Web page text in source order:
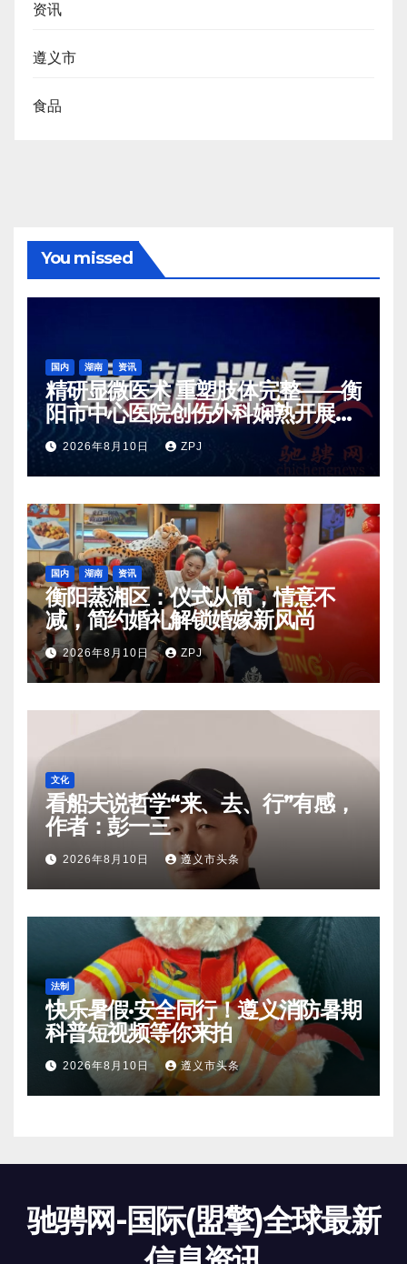
资讯
遵义市
食品
You missed
国内 湖南 资讯
精研显微医术 重塑肢体完整——衡
阳市中心医院创伤外科娴熟开展各
类高难度显微修复手术
2026年8月10日 ZPJ
国内 湖南 资讯
衡阳蒸湘区：仪式从简，情意不
减，简约婚礼解锁婚嫁新风尚
2026年8月10日 ZPJ
文化
看船夫说哲学“来、去、行”有感，
作者：彭一三
2026年8月10日 遵义市头条
法制
快乐暑假·安全同行！遵义消防暑期
科普短视频等你来拍
2026年8月10日 遵义市头条
驰骋网-国际(盟擎)全球最新